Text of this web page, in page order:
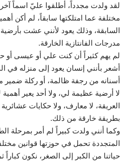
لقد ولدت مجدداً، أطلقوا عليّ اسماً
مختلفة عما امتلكتها سابقاً، لم أكن
السابقة، وذلك يعود لأنني عشت
مدرجات الفانتازية الخارقة.
لم يهم كثيراً أن كنت علي أو عيسى أو
أشعر بأنني إنسان يعود إلى منزله
أسنانه من رجفة ظالمة، أو ركلة ضمير
لا أرضية عظيمة لي، ولا أحد يعير أهمية
العريقة، لا معارف، ولا حكايات
بطريقة خارقة من ذلك.
وكما أنني ولدت كبيراً لم أمر بمرحلة
المتجددة تحمل في حوزتها قوانين
حياتنا من الكبر إلى الصغر، نكون